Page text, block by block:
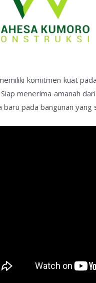
komitmen kuat
menerima amanah
baru pada bangunan yang